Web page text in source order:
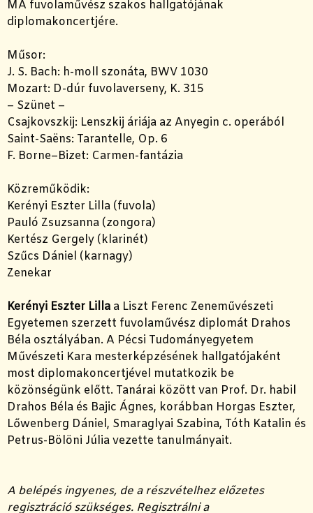
MA fuvolaművész szakos hallgatójának
diplomakoncertjére.
Műsor:
J. S. Bach: h-moll szonáta, BWV 1030
Mozart: D-dúr fuvolaverseny, K. 315
– Szünet –
Csajkovszkij: Lenszkij áriája az Anyegin c. operából
Saint-Saëns: Tarantelle, Op. 6
F. Borne–Bizet: Carmen-fantázia
Közreműködik:
Kerényi Eszter Lilla (fuvola)
Pauló Zsuzsanna (zongora)
Kertész Gergely (klarinét)
Szűcs Dániel (karnagy)
Zenekar
Kerényi Eszter Lilla a Liszt Ferenc Zeneművészeti
Egyetemen szerzett fuvolaművész diplomát Drahos
Béla osztályában. A Pécsi Tudományegyetem
Művészeti Kara mesterképzésének hallgatójaként
most diplomakoncertjével mutatkozik be
közönségünk előtt. Tanárai között van Prof. Dr. habil
Drahos Béla és Bajic Ágnes, korábban Horgas Eszter,
Lőwenberg Dániel, Smaraglyai Szabina, Tóth Katalin és
Petrus-Bölöni Júlia vezette tanulmányait.
A belépés ingyenes, de a részvételhez előzetes
regisztráció szükséges. Regisztrálni a